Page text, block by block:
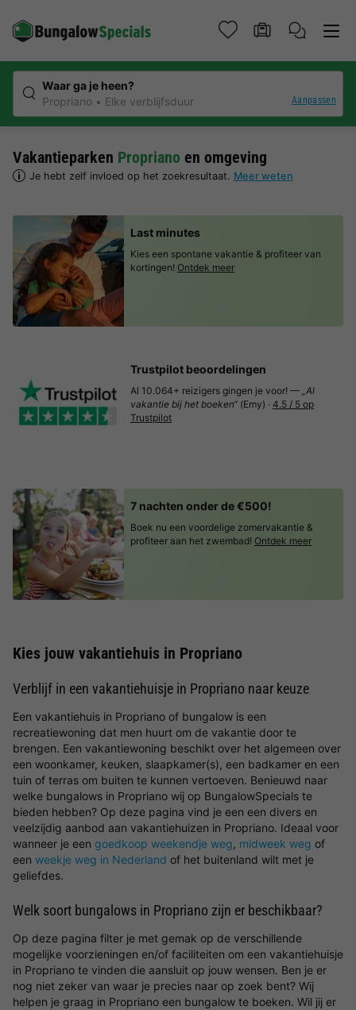
Waar ga je heen?
Propriano
Elke verblijfsduur Aanpassen
Vakantieparken Propriano en omgeving
Je hebt zelf invloed op het zoekresultaat. Meer weten
Last minutes
Kies een spontane vakantie & profiteer van
kortingen! Ontdek meer
Trustpilot beoordelingen
Al 10.064+ reizigers gingen je voor! — „Al
vakantie bij het boeken“ (Emy) · 4.5 / 5 op
Trustpilot
7 nachten onder de €500!
Boek nu een voordelige zomervakantie &
profiteer aan het zwembad! Ontdek meer
Kies jouw vakantiehuis in Propriano
Verblijf in een vakantiehuisje in Propriano naar keuze
Een vakantiehuis in Propriano of bungalow is een
recreatiewoning dat men huurt om de vakantie door te
brengen. Een vakantiewoning beschikt over het algemeen over
een woonkamer, keuken, slaapkamer(s), een badkamer en een
tuin of terras om buiten te kunnen vertoeven. Benieuwd naar
welke bungalows in Propriano wij op BungalowSpecials te
bieden hebben? Op deze pagina vind je een een divers en
veelzijdig aanbod aan vakantiehuizen in Propriano. Ideaal voor
wanneer je een goedkoop weekendje weg, midweek weg of
een weekje weg in Nederland of het buitenland wilt met je
geliefdes.
Welk soort bungalows in Propriano zijn er beschikbaar?
Op deze pagina filter je met gemak op de verschillende
mogelijke voorzieningen en/of faciliteiten om een vakantiehuisje
in Propriano te vinden die aansluit op jouw wensen. Ben je er
nog niet zeker van waar je precies naar op zoek bent? Wij
helpen je graag in Propriano een bungalow te boeken. Wil jij er